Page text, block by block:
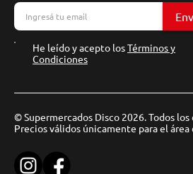
He leído y acepto losTérminos y
Condiciones
© Supermercados Disco 2026. Todos
Precios válidos únicamente para el